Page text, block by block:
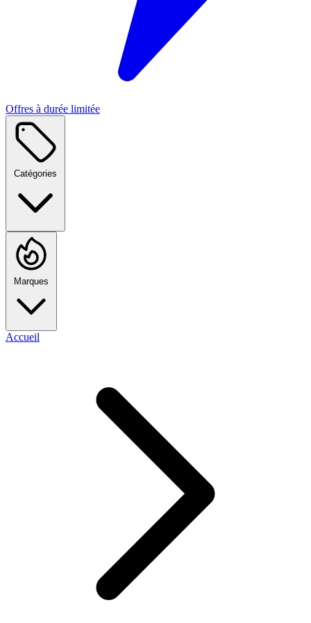
Offres à durée limitée
Catégories
Marques
Accueil